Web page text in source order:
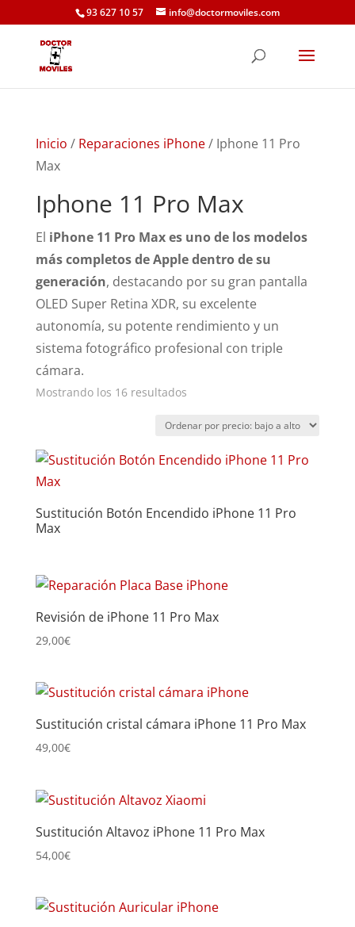
93 627 10 57 info@doctormoviles.com
Inicio / Reparaciones iPhone/ Iphone 11 Pro
Max
Iphone 11 Pro Max
El iPhone 11 Pro Max es uno de los modelos
más completos de Apple dentro de su
generación, destacando por su gran pantalla
OLED Super Retina XDR, su excelente
autonomía, su potente rendimiento y un
sistema fotográfico profesional con triple
cámara.
Mostrando los 16 resultadosOrdenado
precio:
bajo
Sustitución Botón Encendido iPhone 11 Pro
Max
Revisión de iPhone 11 Pro Max
29,00€
Sustitución cristal cámara iPhone 11 Pro Max
49,00€
Sustitución Altavoz iPhone 11 Pro Max
54,00€